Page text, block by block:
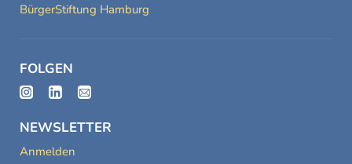
BürgerStiftung Hamburg
FOLGEN
NEWSLETTER
Anmelden